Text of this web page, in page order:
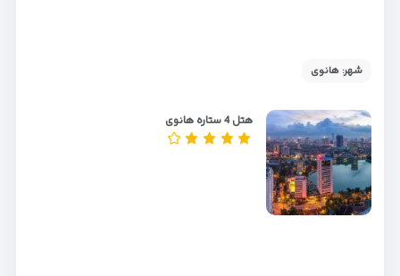
شهر: هانوی
هتل 4 ستاره هانوی